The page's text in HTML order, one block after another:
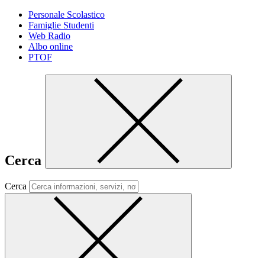
Personale Scolastico
Famiglie Studenti
Web Radio
Albo online
PTOF
Cerca
Cerca